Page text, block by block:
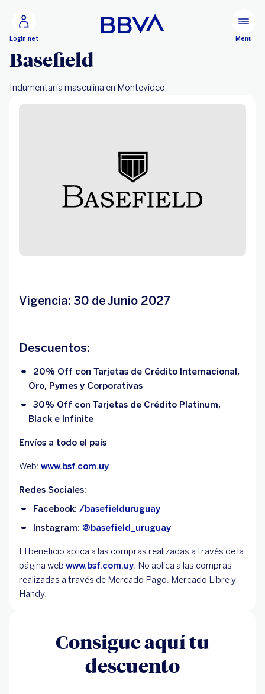
Configurar
Login net Menu
Basefield
Indumentaria masculina en Montevideo
Vigencia: 30 de Junio 2027
Descuentos:
20% Off con Tarjetas de Crédito Internacional,
Oro, Pymes y Corporativas
30% Off con Tarjetas de Crédito Platinum,
Black e Infinite
Envíos a todo el país
Web: www.bsf.com.uy
Redes Sociales:
Facebook: /basefielduruguay
Instagram: @basefield_uruguay
El beneficio aplica a las compras realizadas a través de la
página web www.bsf.com.uy. No aplica a las compras
realizadas a través de Mercado Pago, Mercado Libre y
Handy.
Consigue aquí tu
descuento